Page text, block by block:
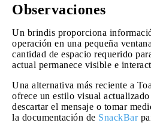
Observaciones
Un brindis proporciona
operación en una pequeña
cantidad de espacio requerido
actual permanece visible e
Una alternativa más reciente a
ofrece un estilo visual
descartar el mensaje o tomar
la documentación de SnackBar